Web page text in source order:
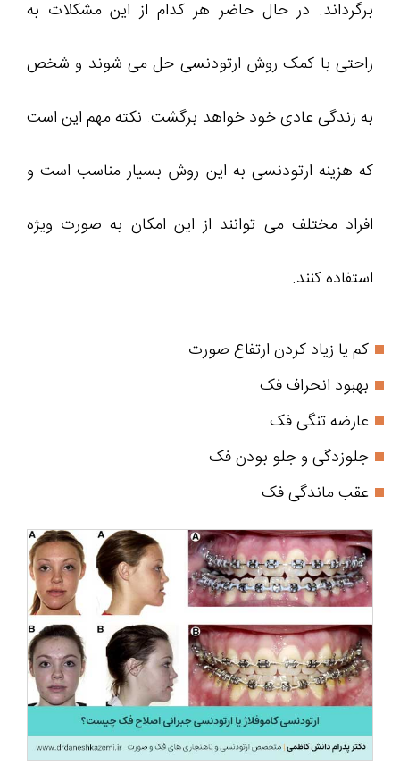
برگرداند. در حال حاضر هر کدام از این مشکلات به
راحتی با کمک روش ارتودنسی حل می شوند و شخص
به زندگی عادی خود خواهد برگشت. نکته مهم این است
که هزینه ارتودنسی به این روش بسیار مناسب است و
افراد مختلف می توانند از این امکان به صورت ویژه
استفاده کنند.
کم یا زیاد کردن ارتفاع صورت
بهبود انحراف فک
عارضه تنگی فک
جلوزدگی و جلو بودن فک
عقب ماندگی فک